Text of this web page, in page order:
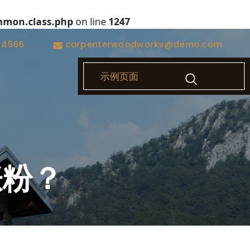
on line 1247
carpenterwoodworks@demo.com
示例页面
？